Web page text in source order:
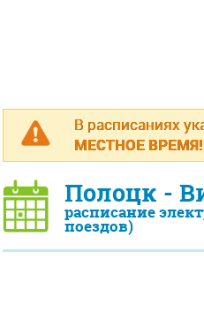
В расписаниях
МЕСТНОЕ ВРЕМЯ!
Полоцк -
расписание
поездов)